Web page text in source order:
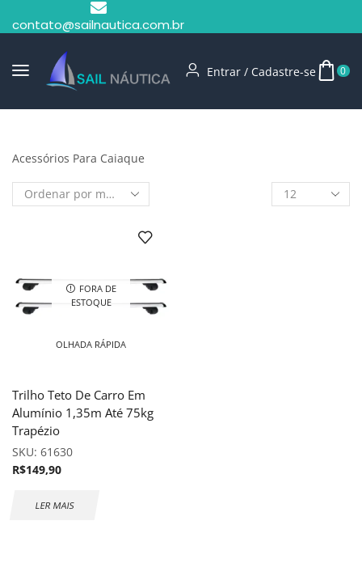
contato@sailnautica.com.br
Entrar / Cadastre-se 0
Acessórios Para Caiaque
FORA DE
ESTOQUE
OLHADA RÁPIDA
Trilho Teto De Carro Em
Alumínio 1,35m Até 75kg
Trapézio
SKU: 61630
R$149,90
LER MAIS